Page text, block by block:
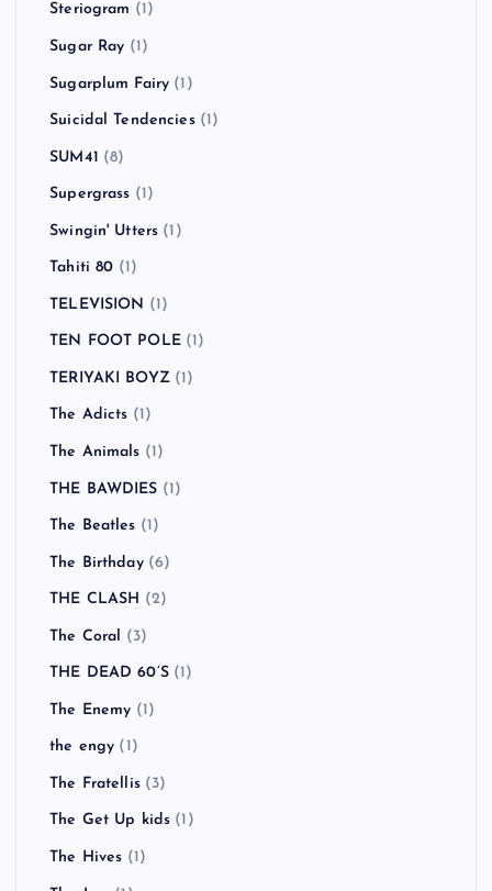
Steriogram (1)
Sugar Ray (1)
Sugarplum Fairy (1)
Suicidal Tendencies(1)
SUM41 (8)
Supergrass (1)
Swingin' Utters (1)
Tahiti 80 (1)
TELEVISION (1)
TEN FOOT POLE(1)
TERIYAKI BOYZ(1)
The Adicts (1)
The Animals (1)
THE BAWDIES (1)
The Beatles (1)
The Birthday(6)
THE CLASH (2)
The Coral (3)
THE DEAD 60’S(1)
The Enemy (1)
the engy (1)
The Fratellis(3)
The Get Up kids (1)
The Hives (1)